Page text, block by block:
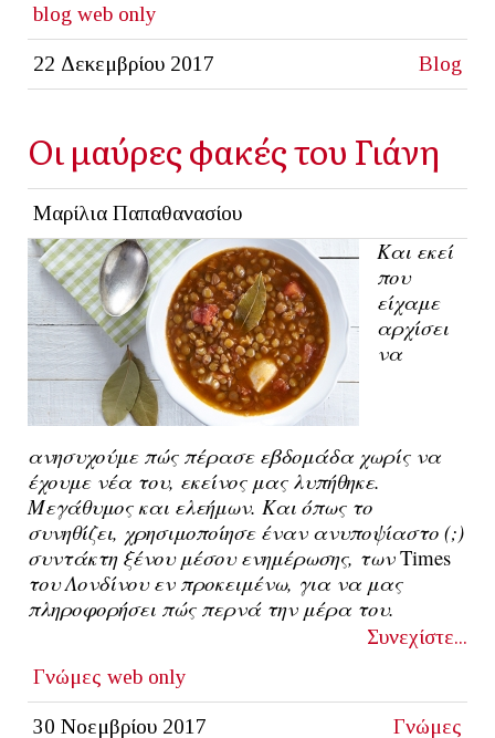
blog web only
22 Δεκεμβρίου 2017 Blog
Οι μαύρες φακές του Γιάνη
Μαρίλια Παπαθανασίου
Και εκεί
που
είχαμε
αρχίσει
να
ανησυχούμε πώς πέρασε εβδομάδα χωρίς να
έχουμε νέα του, εκείνος μας λυπήθηκε.
Μεγάθυμος και ελεήμων. Και όπως το
συνηθίζει, χρησιμοποίησε έναν ανυποψίαστο (;)
συντάκτη ξένου μέσου ενημέρωσης, των Times
του Λονδίνου εν προκειμένω, για να μας
πληροφορήσει πώς περνά την μέρα του.
Συνεχίστε...
Γνώμες web only
30 Νοεμβρίου 2017 Γνώμες